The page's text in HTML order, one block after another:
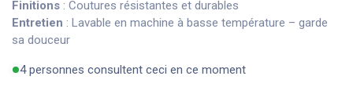
Finitions : Coutures résistantes et durables
Entretien : Lavable en machine à basse température – garde
sa douceur
4 personnes consultent ceci en ce moment